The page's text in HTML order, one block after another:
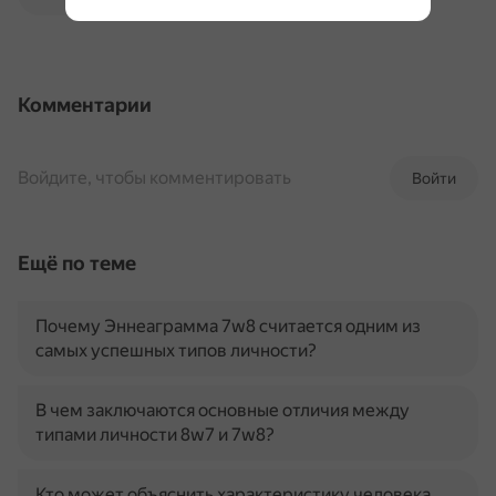
Комментарии
Войти
Войдите, чтобы комментировать
Ещё по теме
Почему Эннеаграмма 7w8 считается одним из
самых успешных типов личности?
В чем заключаются основные отличия между
типами личности 8w7 и 7w8?